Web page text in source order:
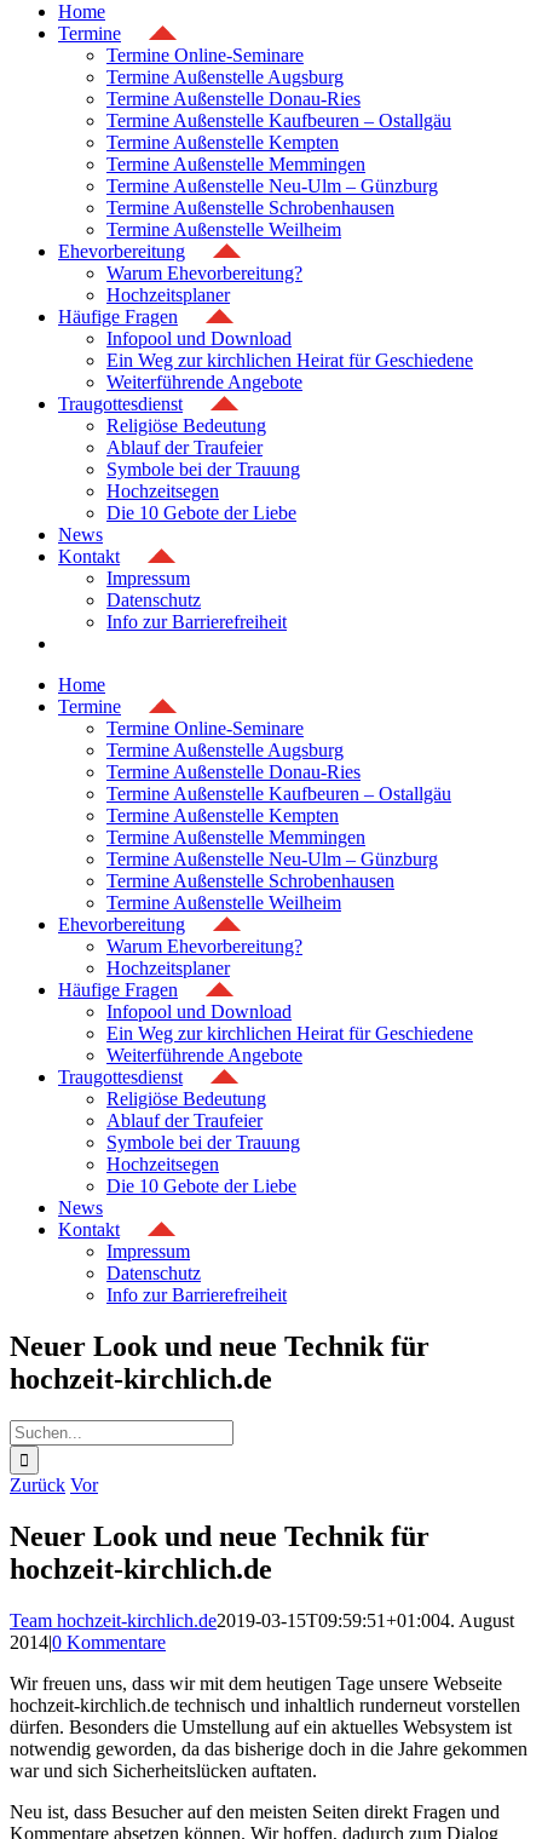
Home
Termine
Termine Online-Seminare
Termine Außenstelle Augsburg
Termine Außenstelle Donau-Ries
Termine Außenstelle Kaufbeuren – Ostallgäu
Termine Außenstelle Kempten
Termine Außenstelle Memmingen
Termine Außenstelle Neu-Ulm – Günzburg
Termine Außenstelle Schrobenhausen
Termine Außenstelle Weilheim
Ehevorbereitung
Warum Ehevorbereitung?
Hochzeitsplaner
Häufige Fragen
Infopool und Download
Ein Weg zur kirchlichen Heirat für Geschiedene
Weiterführende Angebote
Traugottesdienst
Religiöse Bedeutung
Ablauf der Traufeier
Symbole bei der Trauung
Hochzeitsegen
Die 10 Gebote der Liebe
News
Kontakt
Impressum
Datenschutz
Info zur Barrierefreiheit
Home
Termine
Termine Online-Seminare
Termine Außenstelle Augsburg
Termine Außenstelle Donau-Ries
Termine Außenstelle Kaufbeuren – Ostallgäu
Termine Außenstelle Kempten
Termine Außenstelle Memmingen
Termine Außenstelle Neu-Ulm – Günzburg
Termine Außenstelle Schrobenhausen
Termine Außenstelle Weilheim
Ehevorbereitung
Warum Ehevorbereitung?
Hochzeitsplaner
Häufige Fragen
Infopool und Download
Ein Weg zur kirchlichen Heirat für Geschiedene
Weiterführende Angebote
Traugottesdienst
Religiöse Bedeutung
Ablauf der Traufeier
Symbole bei der Trauung
Hochzeitsegen
Die 10 Gebote der Liebe
News
Kontakt
Impressum
Datenschutz
Info zur Barrierefreiheit
Neuer Look und neue Technik für
hochzeit-kirchlich.de
Suche
nach:
Zurück Vor
Neuer Look und neue Technik für
hochzeit-kirchlich.de
Team hochzeit-kirchlich.de2019-03-15T09:59:51+01:004. August
2014|0 Kommentare
Wir freuen uns, dass wir mit dem heutigen Tage unsere Webseite
hochzeit-kirchlich.de technisch und inhaltlich runderneut vorstellen
dürfen. Besonders die Umstellung auf ein aktuelles Websystem ist
notwendig geworden, da das bisherige doch in die Jahre gekommen
war und sich Sicherheitslücken auftaten.
Neu ist, dass Besucher auf den meisten Seiten direkt Fragen und
Kommentare absetzen können. Wir hoffen, dadurch zum Dialog